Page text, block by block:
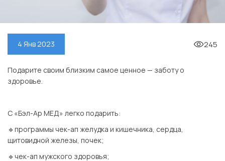
4 Янв 2023 245
Подарите своим близким самое ценное — заботу о
здоровье.
С «Бэл-Ар МЕД» легко подарить:
🔹программы чек-ап желудка и кишечника, сердца,
щитовидной железы, почек;
🔹чек-ап мужского здоровья;